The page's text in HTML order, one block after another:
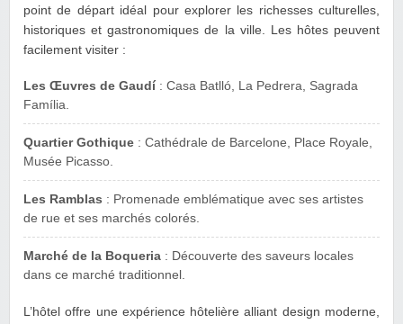
point de départ idéal pour explorer les richesses culturelles,
historiques et gastronomiques de la ville. Les hôtes peuvent
facilement visiter :
Les Œuvres de Gaudí : Casa Batlló, La Pedrera, Sagrada
Família.
Quartier Gothique : Cathédrale de Barcelone, Place Royale,
Musée Picasso.
Les Ramblas : Promenade emblématique avec ses artistes
de rue et ses marchés colorés.
Marché de la Boqueria : Découverte des saveurs locales
dans ce marché traditionnel.
L’hôtel offre une expérience hôtelière alliant design moderne,